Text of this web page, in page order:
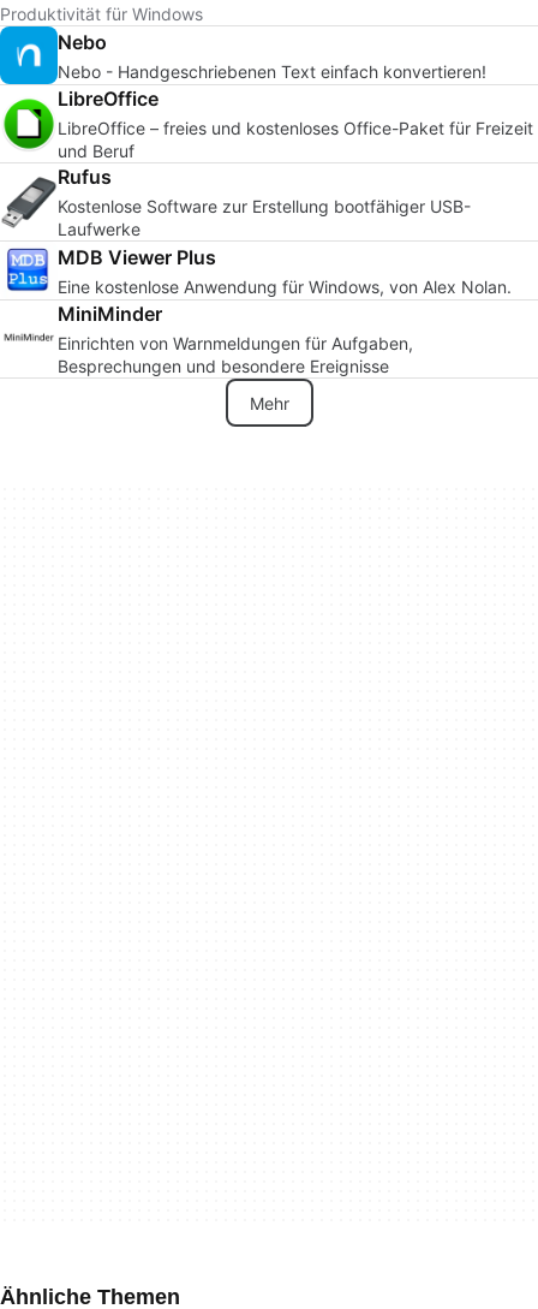
Produktivität für Windows
Nebo
Nebo - Handgeschriebenen Text einfach konvertieren!
LibreOffice
LibreOffice – freies und kostenloses Office-Paket für Freizeit
und Beruf
Rufus
Kostenlose Software zur Erstellung bootfähiger USB-
Laufwerke
MDB Viewer Plus
Eine kostenlose Anwendung für Windows, von Alex Nolan.
MiniMinder
Einrichten von Warnmeldungen für Aufgaben,
Besprechungen und besondere Ereignisse
Mehr
Ähnliche Themen